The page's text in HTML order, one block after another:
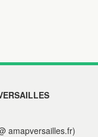
amapversailles.fr)